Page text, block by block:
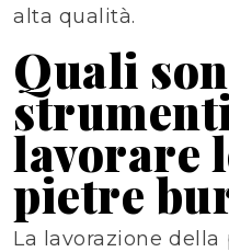
alta qualità.
Quali
lavorare
pietre
La lavorazione